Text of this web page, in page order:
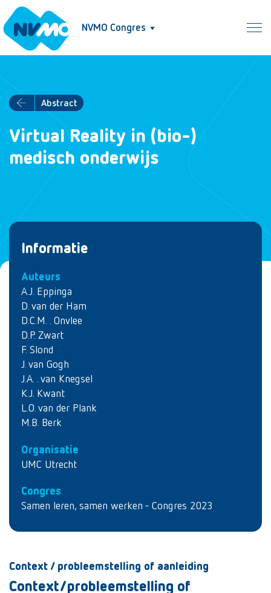
NVMO Congres
Abstract
Virtual Reality in (bio-)
medisch onderwijs
Informatie
Auteurs
A.J. Eppinga
D. van der Ham
D.C.M. . Onvlee
D.P. Zwart
F. Slond
J. van Gogh
J.A. . van Knegsel
K.J. Kwant
L.O. van der Plank
M.B. Berk
Organisatie
UMC Utrecht
Congres
Samen leren, samen werken - Congres 2023
Context / probleemstelling of aanleiding
Context/probleemstelling of